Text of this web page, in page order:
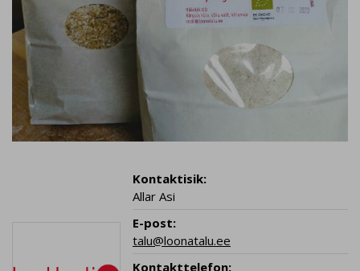
Kontaktisik:
Allar Asi
E-post:
talu@loonatalu.ee
Kontakttelefon: